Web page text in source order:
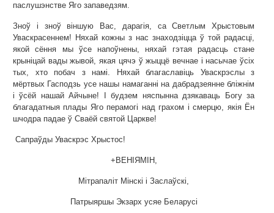
паслушэнстве Яго запаведзям.
Зноў і зноў віншую Вас, дарагія, са Светлым Хрыстовым
Уваскрасеннем! Няхай кожны з нас знаходзіцца ў той радасці,
якой сёння мы ўсе напоўнены, няхай гэтая радасць стане
крыніцай вады жывой, якая цячэ ў жыццё вечнае і насычае ўсіх
тых, хто побач з намі. Няхай благаславіць Уваскрэслы з
мёртвых Гасподзь усе нашы намаганні на дабрадзеянне бліжнім
і ўсёй нашай Айчыне! І будзем няспынна дзякаваць Богу за
благадатныя плады Яго перамогі над грахом і смерцю, якія Ён
шчодра падае ў Сваёй святой Царкве!
Сапраўды Уваскрэс Хрыстос!
+ВЕНІЯМІН,
Мітрапаліт Мінскі і Заслаўскі,
Патрыяршы Экзарх усяе Беларусі